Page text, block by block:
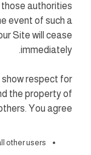
authorities
event of such a
Site will cease
immediately.
show respect for
the property of
You agree:
other users;